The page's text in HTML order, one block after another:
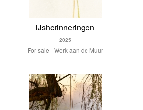
IJsherinneringen
2025
For sale - Werk aan de Muur